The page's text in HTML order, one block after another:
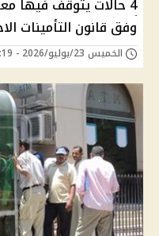
4 حالات يتوقف فيها
وفق قانون التأمينات
الخميس 23/يوليو/2026 - 03:19 م